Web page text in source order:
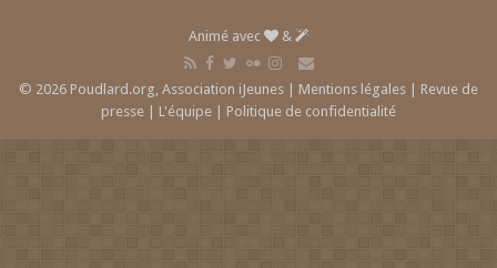
Animé avec &
© 2026 Poudlard.org, Association iJeunes | Mentions légales | Revue de
presse | L'équipe | Politique de confidentialité